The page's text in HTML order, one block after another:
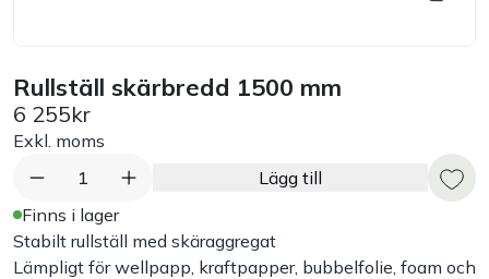
Exponering & servering
Städutrustning
Arbetskläder
Rullställ skärbredd 1500 mm
6 255kr
Exkl. moms
1
Lägg till
Finns i lager
Stabilt rullställ med skäraggregat
Lämpligt för wellpapp, kraftpapper, bubbelfolie, foam och